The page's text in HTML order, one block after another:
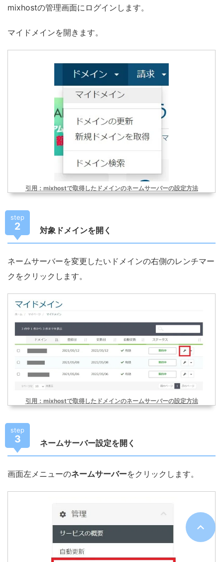
mixhostの管理画面にログインします。
マイドメインを開きます。
引用：mixhostで取得したドメインのネームサーバーの設定方法
step
2 対象ドメインを開く
ネームサーバーを変更したいドメインの右側のレンチマー
クをクリックします。
引用：mixhostで取得したドメインのネームサーバーの設定方法
step
3 ネームサーバー設定を開く
画面左メニューのネームサーバーをクリックします。